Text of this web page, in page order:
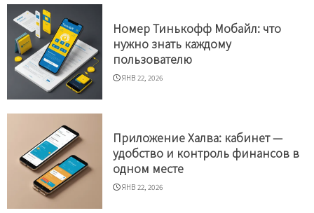
Номер Тинькофф Мобайл: что
нужно знать каждому
пользователю
ЯНВ 22, 2026
Приложение Халва: кабинет —
удобство и контроль финансов в
одном месте
ЯНВ 22, 2026